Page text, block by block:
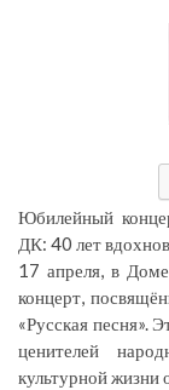
Юбилейный
ДК: 40 лет
17 апреля, в
концерт,
«Русская песня».
ценителей
культурной жизни